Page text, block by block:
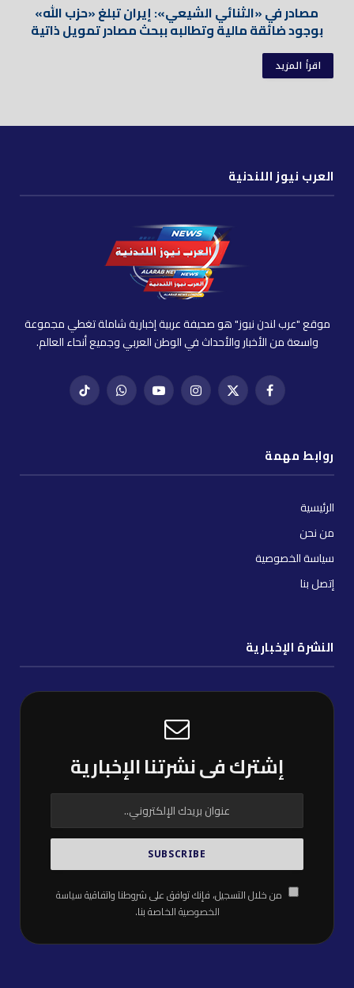
مصادر في «الثنائي الشيعي»: إيران تبلغ «حزب الله»
بوجود ضائقة مالية وتطالبه ببحث مصادر تمويل ذاتية
اقرأ المزيد
العرب نيوز اللندنية
موقع "عرب لندن نيوز" هو صحيفة عربية إخبارية شاملة تغطي مجموعة
واسعة من الأخبار والأحداث في الوطن العربي وجميع أنحاء العالم.
فيسبوكX
إنستغراميوتيوب واتساب تيك
روابط مهمة
الرئيسية
من نحن
سياسة الخصوصية
إتصل بنا
النشرة الإخبارية
إشترك فى نشرتنا الإخبارية
من خلال التسجيل، فإنك توافق على شروطنا واتفاقيةسياسة
الخصوصيةالخاصة بنا.